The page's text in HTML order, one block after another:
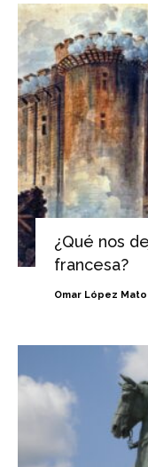
¿Qué nos
francesa?
Omar López Mato